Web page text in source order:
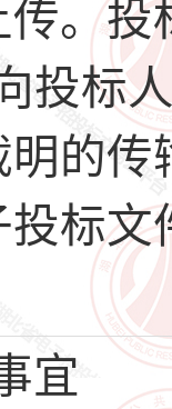
传。
投标
的
标文
宜